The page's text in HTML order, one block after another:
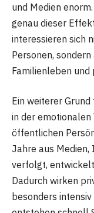
und Medien
genau dieser
interessieren sich
Personen,
Familienleben
Ein weiterer
in der emotionalen
öffentlichen
Jahre aus
verfolgt,
Dadurch wirken
besonders